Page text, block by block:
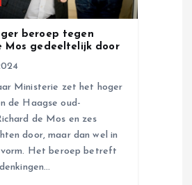
beroep tegen
Mos gedeeltelijk door
Ministerie zet het hoger
de Haagse oud-
de Mos en zes
door, maar dan wel in
Het beroep betreft